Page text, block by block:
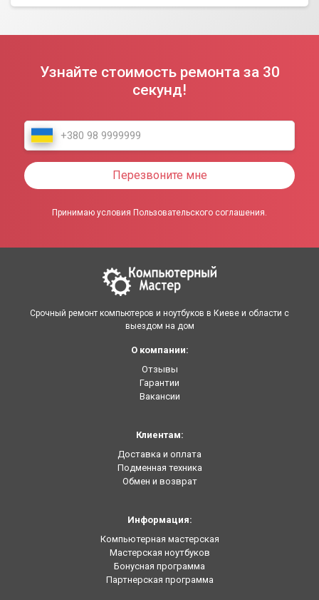
Узнайте стоимость ремонта за 30
секунд!
Перезвоните мне
Принимаю условия Пользовательского соглашения.
Срочный ремонт компьютеров и ноутбуков в Киеве и области с
выездом на дом
О компании:
Отзывы
Гарантии
Вакансии
Клиентам:
Доставка и оплата
Подменная техника
Обмен и возврат
Информация:
Компьютерная мастерская
Мастерская ноутбуков
Бонусная программа
Партнерская программа